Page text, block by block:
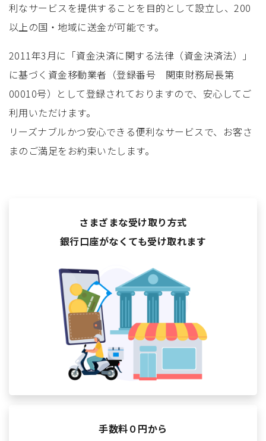
利なサービスを提供することを目的として設立し、200
以上の国・地域に送金が可能です。
2011年3月に「資金決済に関する法律（資金決済法）」
に基づく資金移動業者（登録番号 関東財務局長第
00010号）として登録されておりますので、安心してご
利用いただけます。
リーズナブルかつ安心できる便利なサービスで、お客さ
まのご満足をお約束いたします。
さまざまな受け取り方式
銀行口座がなくても受け取れます
手数料０円から